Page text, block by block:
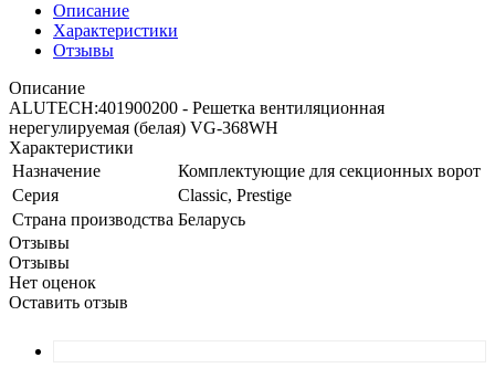
Описание
Характеристики
Отзывы
Описание
ALUTECH:401900200 - Решетка вентиляционная
нерегулируемая (белая) VG-368WH
Характеристики
Назначение
Комплектующие для секционных ворот
Серия
Classic, Prestige
Страна производства Беларусь
Отзывы
Отзывы
Нет оценок
Оставить отзыв